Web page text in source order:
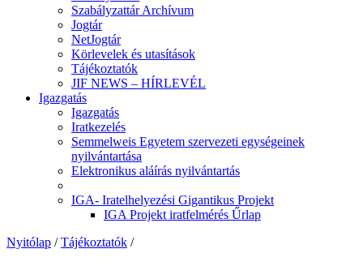
Szabályzattár Archívum
Jogtár
NetJogtár
Körlevelek és utasítások
Tájékoztatók
JIF NEWS – HÍRLEVÉL
Igazgatás
Igazgatás
Iratkezelés
Semmelweis Egyetem szervezeti egységeinek
nyilvántartása
Elektronikus aláírás nyilvántartás
IGA- Iratelhelyezési Gigantikus Projekt
IGA Projekt iratfelmérés Űrlap
Nyitólap / Tájékoztatók /